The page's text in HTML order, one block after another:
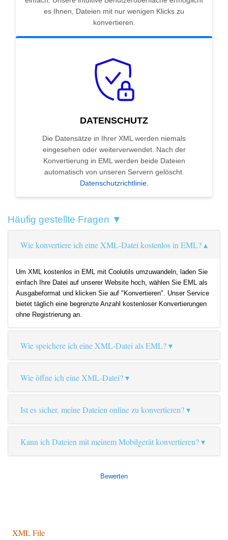
es Ihnen, Dateien mit nur wenigen Klicks zu
konvertieren.
DATENSCHUTZ
Die Datensätze in Ihrer XML werden niemals
eingesehen oder weiterverwendet. Nach der
Konvertierung in EML werden beide Dateien
automatisch von unseren Servern gelöscht.
Datenschutzrichtlinie.
Häufig gestellte Fragen ▼
Wie konvertiere ich eine XML-Datei kostenlos in EML?
Um XML kostenlos in EML mit Coolutils umzuwandeln, laden Sie
einfach Ihre Datei auf unserer Website hoch, wählen Sie EML als
Ausgabeformat und klicken Sie auf "Konvertieren". Unser Service
bietet täglich eine begrenzte Anzahl kostenloser Konvertierungen
ohne Registrierung an.
Wie speichere ich eine XML-Datei als EML?
Wie öffne ich eine XML-Datei?
Ist es sicher, meine Dateien online zu konvertieren?
Kann ich Dateien mit meinem Mobilgerät konvertieren?
Bewerten
XML File